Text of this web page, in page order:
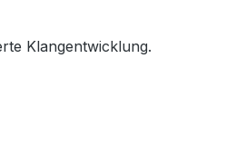
Klangentwicklung.